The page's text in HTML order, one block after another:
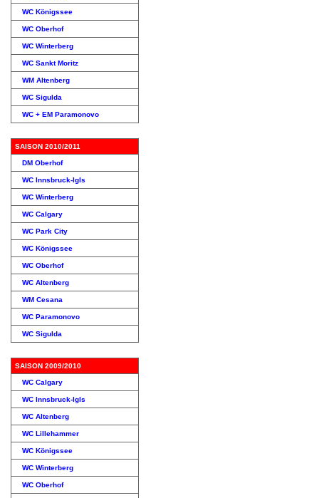
WC Königssee
WC Oberhof
WC Winterberg
WC Sankt Moritz
WM Altenberg
WC Sigulda
WC + EM Paramonovo
SAISON 2010/2011
DM Oberhof
WC Innsbruck-Igls
WC Winterberg
WC Calgary
WC Park City
WC Königssee
WC Oberhof
WC Altenberg
WM Cesana
WC Paramonovo
WC Sigulda
SAISON 2009/2010
WC Calgary
WC Innsbruck-Igls
WC Altenberg
WC Lillehammer
WC Königssee
WC Winterberg
WC Oberhof